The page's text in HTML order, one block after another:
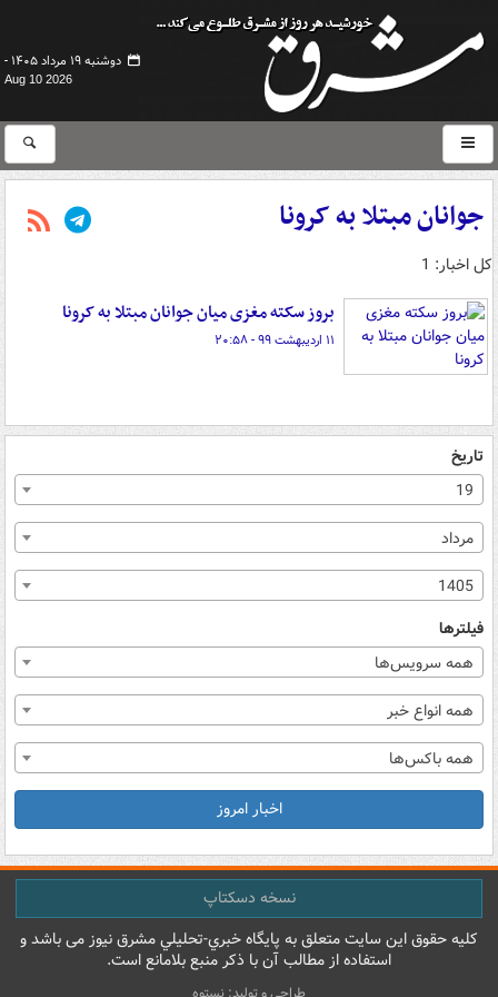
دوشنبه ۱۹ مرداد ۱۴۰۵ -
Aug 10 2026
جوانان مبتلا به کرونا
کل اخبار: 1
بروز سکته مغزی میان جوانان مبتلا به کرونا
۱۱ اردیبهشت ۹۹ - ۲۰:۵۸
تاریخ
19
مرداد
1405
فیلترها
همه سرویس‌ها
همه انواع خبر
همه باکس‌ها
اخبار امروز
نسخه دسکتاپ
کليه حقوق اين سايت متعلق به پایگاه خبري-تحليلي مشرق نيوز می باشد و
استفاده از مطالب آن با ذکر منبع بلامانع است.
طراحی و تولید: نستوه